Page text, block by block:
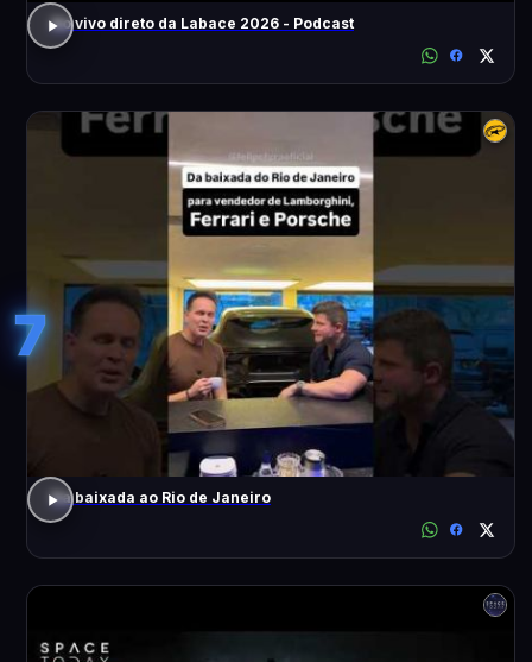
Ao vivo direto da Labace 2026 - Podcast
7
Da baixada ao Rio de Janeiro